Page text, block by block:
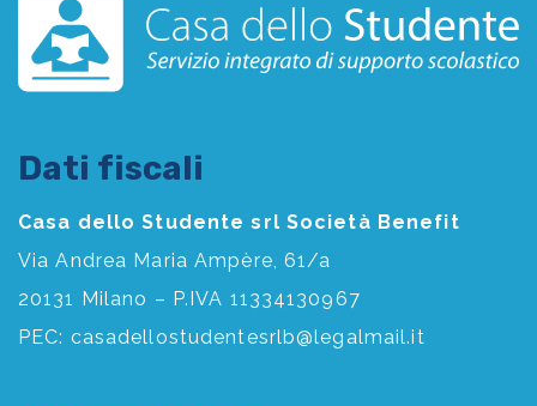
Dati fiscali
Casa dello Studente srl Società Benefit
Via Andrea Maria Ampère, 61/a
20131 Milano – P.IVA 11334130967
PEC: casadellostudentesrlb@legalmail.it